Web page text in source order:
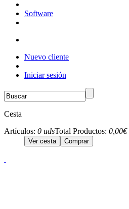
Software
Nuevo cliente
Iniciar sesión
Cesta
Artículos: 0 udsTotal Productos: 0,00€